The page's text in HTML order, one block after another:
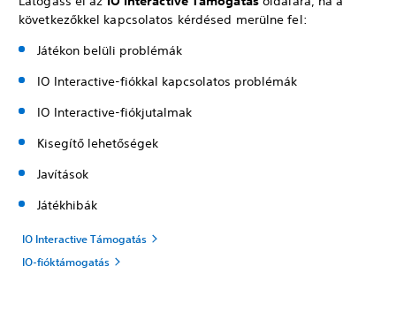
következőkkel kapcsolatos kérdésed merülne fel:
Játékon belüli problémák
IO Interactive-fiókkal kapcsolatos problémák
IO Interactive-fiókjutalmak
Kisegítő lehetőségek
Javítások
Játékhibák
IO Interactive Támogatás
IO-fióktámogatás